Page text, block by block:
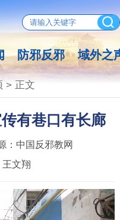
防邪反邪 域外之
> 正文
有巷口有长廊
： 中国反邪教网
王文翔